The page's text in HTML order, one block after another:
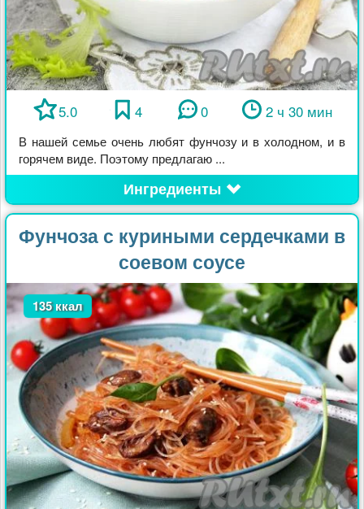
5.0 4 0 2 ч 30 мин
В нашей семье очень любят фунчозу и в холодном, и в
горячем виде. Поэтому предлагаю ...
Ингредиенты
Фунчоза с куриными сердечками в
соевом соусе
135 ккал